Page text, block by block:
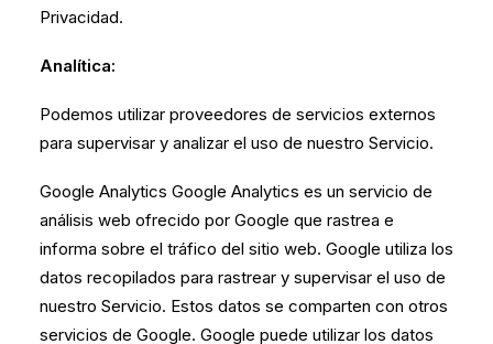
Privacidad.
Analítica:
Podemos utilizar proveedores de servicios externos
para supervisar y analizar el uso de nuestro Servicio.
Google Analytics Google Analytics es un servicio de
análisis web ofrecido por Google que rastrea e
informa sobre el tráfico del sitio web. Google utiliza los
datos recopilados para rastrear y supervisar el uso de
nuestro Servicio. Estos datos se comparten con otros
servicios de Google. Google puede utilizar los datos